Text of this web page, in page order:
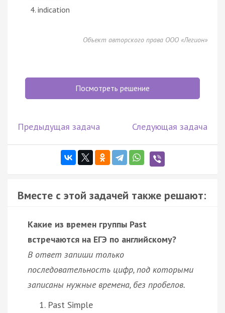
indication
Объект авторского права ООО «Легион»
Посмотреть решение
Предыдущая задача Следующая задача
Вместе с этой задачей также решают:
Какие из времен группы Past
встречаются на ЕГЭ по английскому?
В ответ запиши только
последовательность цифр, под которыми
записаны нужные времена, без пробелов.
Past Simple